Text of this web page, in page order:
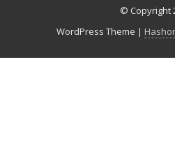
© Copyright
WordPress Theme |